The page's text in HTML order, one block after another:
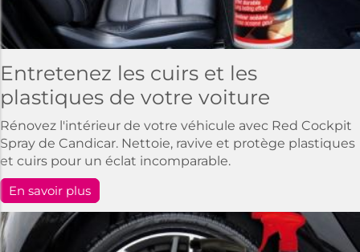
Entretenez les cuirs et les
plastiques de votre voiture
Rénovez l'intérieur de votre véhicule avec Red Cockpit
Spray de Candicar. Nettoie, ravive et protège plastiques
et cuirs pour un éclat incomparable.
En savoir plus